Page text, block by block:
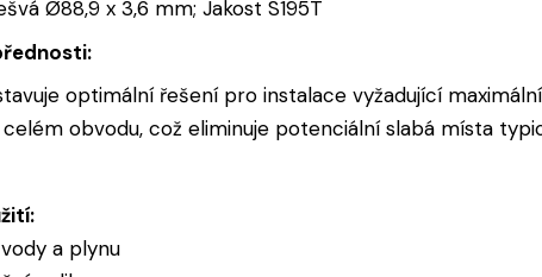
Ø88,9 x 3,6 mm; Jakost S195T
optimální řešení pro instalace vyžadující
obvodu, což eliminuje potenciální slabá místa
a plynu